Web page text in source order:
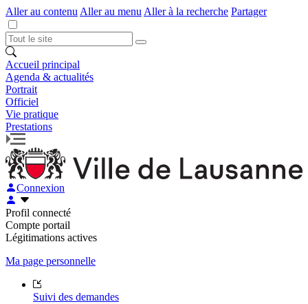
Aller au contenu Aller au menu Aller à la recherche Partager
Accueil principal
Agenda & actualités
Portrait
Officiel
Vie pratique
Prestations
Connexion
Profil connecté
Compte portail
Légitimations actives
Ma page personnelle
Suivi des demandes